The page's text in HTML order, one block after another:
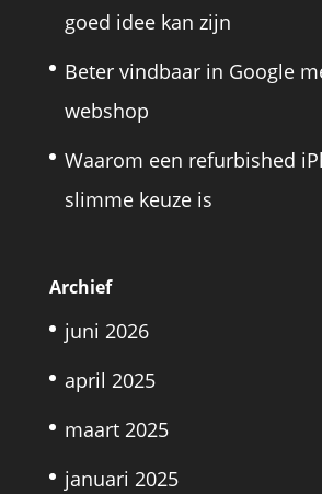
goed idee kan zijn
Beter vindbaar in Google
webshop
Waarom een refurbished
slimme keuze is
Archief
juni 2026
april 2025
maart 2025
januari 2025